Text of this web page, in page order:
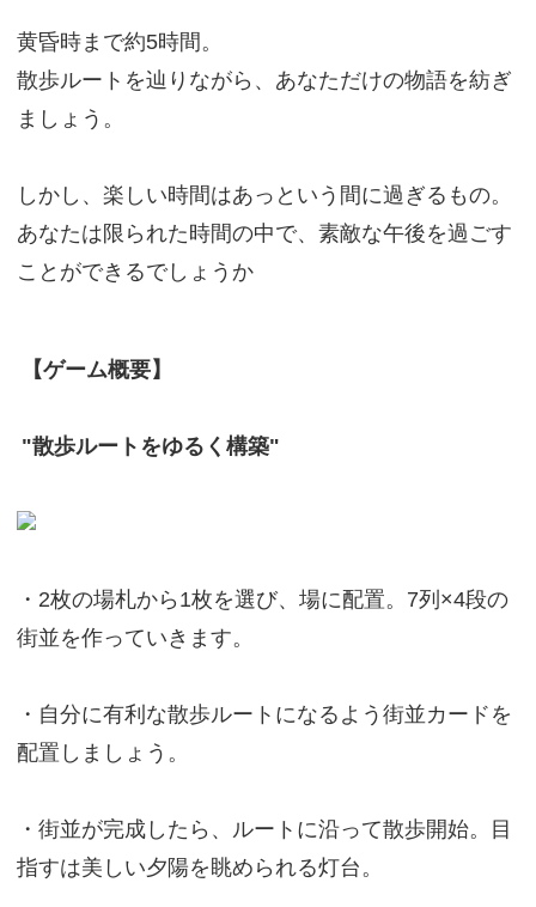
黄昏時まで約5時間。
散歩ルートを辿りながら、あなただけの物語を紡ぎ
ましょう。
しかし、楽しい時間はあっという間に過ぎるもの。
あなたは限られた時間の中で、素敵な午後を過ごす
ことができるでしょうか
【ゲーム概要】
"散歩ルートをゆるく構築"
・2枚の場札から1枚を選び、場に配置。7列×4段の
街並を作っていきます。
・自分に有利な散歩ルートになるよう街並カードを
配置しましょう。
・街並が完成したら、ルートに沿って散歩開始。目
指すは美しい夕陽を眺められる灯台。